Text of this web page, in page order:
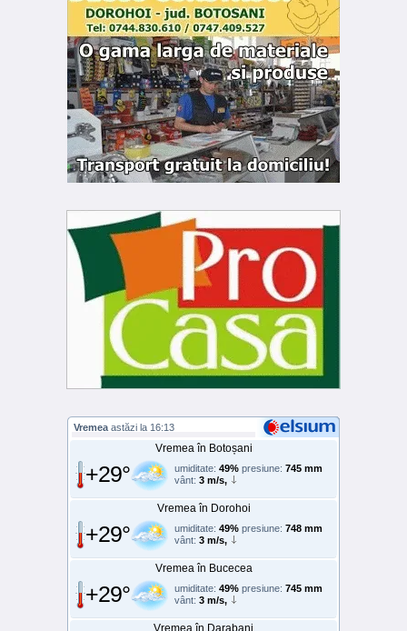
Vremea astăzi la 16:13
Vremea în Botoșani
+29° umiditate: 49% presiune: 745 mm
vânt: 3 m/s,
Vremea în Dorohoi
+29° umiditate: 49% presiune: 748 mm
vânt: 3 m/s,
Vremea în Bucecea
+29° umiditate: 49% presiune: 745 mm
vânt: 3 m/s,
Vremea în Darabani